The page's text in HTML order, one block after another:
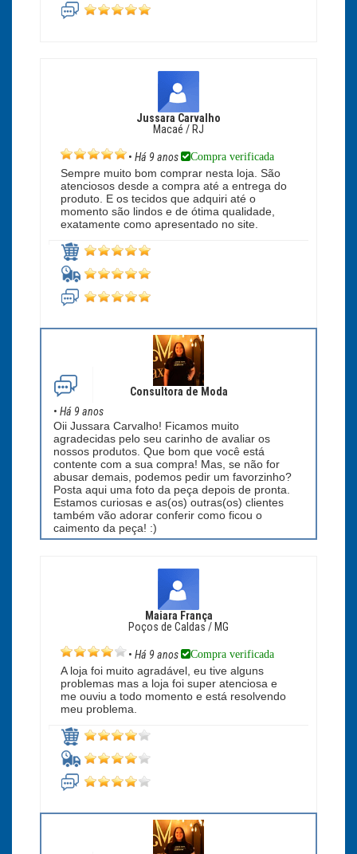
Jussara Carvalho
Macaé / RJ
• Há 9 anos Compra verificada
Sempre muito bom comprar nesta loja. São
atenciosos desde a compra até a entrega do
produto. E os tecidos que adquiri até o
momento são lindos e de ótima qualidade,
exatamente como apresentado no site.
Consultora de Moda
• Há 9 anos
Oii Jussara Carvalho! Ficamos muito
agradecidas pelo seu carinho de avaliar os
nossos produtos. Que bom que você está
contente com a sua compra! Mas, se não for
abusar demais, podemos pedir um favorzinho?
Posta aqui uma foto da peça depois de pronta.
Estamos curiosas e as(os) outras(os) clientes
também vão adorar conferir como ficou o
caimento da peça! :)
Maiara França
Poços de Caldas / MG
• Há 9 anos Compra verificada
A loja foi muito agradável, eu tive alguns
problemas mas a loja foi super atenciosa e
me ouviu a todo momento e está resolvendo
meu problema.